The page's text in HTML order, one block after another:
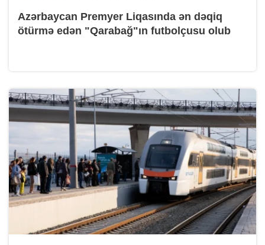
Azərbaycan Premyer Liqasında ən dəqiq
ötürmə edən "Qarabağ"ın futbolçusu olub